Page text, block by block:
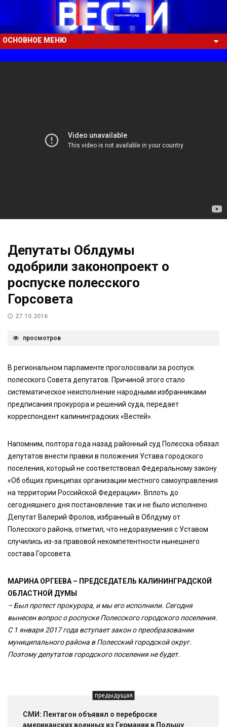
ОСНОВНОЕ МЕНЮ
Депутаты Облдумы
одобрили законопроект о
роспуске полесского
Горсовета
27.10.2016
просмотров
В региональном парламенте проголосовали за роспуск
полесского Совета депутатов. Причиной этого стало
систематическое неисполнение народными избранниками
предписания прокурора и решений суда, передает
корреспондент калининградских «Вестей».
Напомним, полтора года назад районный суд Полесска обязал
депутатов внести правки в положения Устава городского
поселения, который не соответствовал Федеральному закону
«Об общих принципах организации местного самоуправления
на территории Российской Федерации». Вплоть до
сегодняшнего дня постановление так и не было исполнено.
Депутат Валерий Фролов, избранный в Облдуму от
Полесского района, отметил, что недоразумения с Уставом
случились из-за правовой некомпетентности нынешнего
состава Горсовета.
МАРИНА ОРГЕЕВА – ПРЕДСЕДАТЕЛЬ КАЛИНИНГРАДСКОЙ
ОБЛАСТНОЙ ДУМЫ
– Был протест прокурора, и мы его исполнили. Сегодня
вынесен вопрос о роспуске Полесского городского поселения.
С 1 января 2017 года вступает закон о преобразовании
муниципального района в Полесский городской округ.
Поэтому депутатов городского поселения не будет.
предыдущая
СМИ: Пентагон объявил о переброске
американских военных из Германии в Польшу